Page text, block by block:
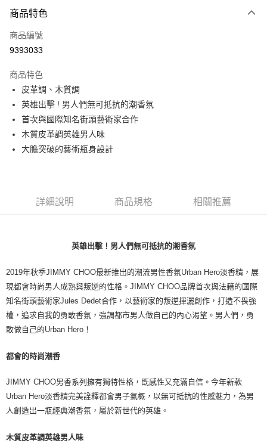
信用卡一次付款
ATM付款
運送方式
付款後全家取貨
每筆NT$80，滿NT$1,000(含以上)免運費
付款後萊爾富取貨
每筆NT$100，滿NT$1,000(含以上)免運費
宅配(全站)
商品特色
商品編號
9393033
商品特色
皮革調、木質調
英雄出擊 ! 男人們無可抵抗的潮香氛
首次與國際知名街頭藝術家合作
木質皮革調英雄男人味
大膽突破的藝術瓶身設計
詳細說明 商品規格 相關推薦
英雄出擊！男人們無可抵抗的潮香氛
2019年秋季JIMMY CHOO最新推出的潮流男性香氛Urban Hero淡香精，展
現都會時尚男人成熟與叛逆的性格。JIMMY CHOO品牌首次與法籍的國際
知名街頭藝術家Jules Dedet合作，以藝術家的叛逆揮灑創作，打造不畏強
權，追求自我的勇敢香氛，強調都市男人做自己的內心渴望。男人們，勇
敢做自己的Urban Hero！
都會的時尚潮香
JIMMY CHOO男香系列擁有獨特性格，既感性又充滿自信。今年新款
Urban Hero淡香精完美詮釋都會男子氣概，以無可抵抗的性感魅力，為男
人創造出一瓶經典潮香氛，屬於新世代的英雄。
木質皮革調英雄男人味